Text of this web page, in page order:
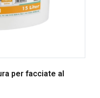
per facciate al